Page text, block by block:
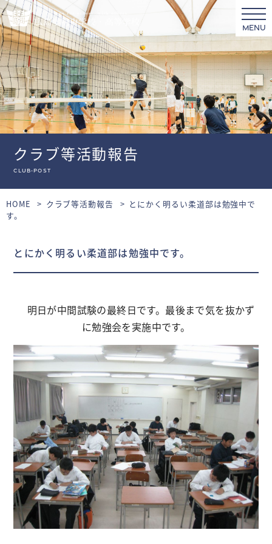
MENU
クラブ等活動報告
club-post
HOME クラブ等活動報告
とにかく明るい柔道部は勉強中で
す。
とにかく明るい柔道部は勉強中です。
明日が中間試験の最終日です。最後まで気を抜かず
に勉強会を実施中です。